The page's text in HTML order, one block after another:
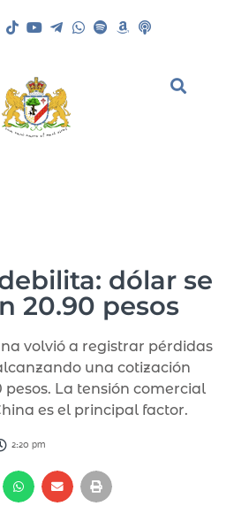
dólar se
20.90 pesos
volvió a registrar pérdidas
una cotización
pesos. La tensión comercial
es el principal factor.
2:20 pm